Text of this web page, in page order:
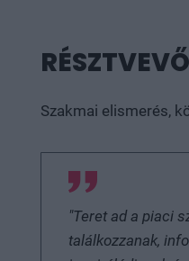
Szakmai elismerés,
"Teret ad a piaci
találkozzanak,